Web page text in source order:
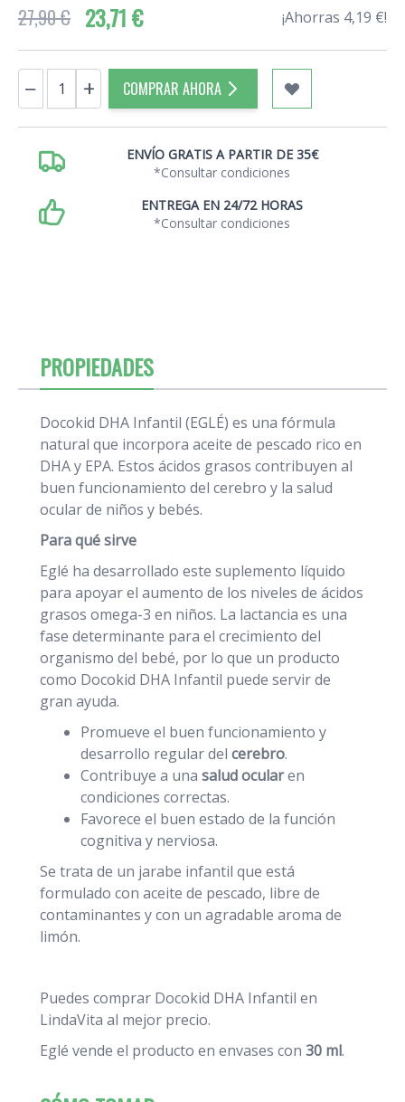
27,90 € 23,71 € ¡Ahorras 4,19 €!
Cantidad
− + COMPRAR AHORA
ENVÍO GRATIS A PARTIR DE 35€
*Consultar condiciones
ENTREGA EN 24/72 HORAS
*Consultar condiciones
PROPIEDADES
Docokid DHA Infantil (EGLÉ) es una fórmula
natural que incorpora aceite de pescado rico en
DHA y EPA. Estos ácidos grasos contribuyen al
buen funcionamiento del cerebro y la salud
ocular de niños y bebés.
Para qué sirve
Eglé ha desarrollado este suplemento líquido
para apoyar el aumento de los niveles de ácidos
grasos omega-3 en niños. La lactancia es una
fase determinante para el crecimiento del
organismo del bebé, por lo que un producto
como Docokid DHA Infantil puede servir de
gran ayuda.
Promueve el buen funcionamiento y
desarrollo regular del cerebro.
Contribuye a una salud ocularen
condiciones correctas.
Favorece el buen estado de la función
cognitiva y nerviosa.
Se trata de un jarabe infantil que está
formulado con aceite de pescado, libre de
contaminantes y con un agradable aroma de
limón.
Puedes comprar Docokid DHA Infantil en
LindaVita al mejor precio.
Eglé vende el producto en envases con 30 ml.